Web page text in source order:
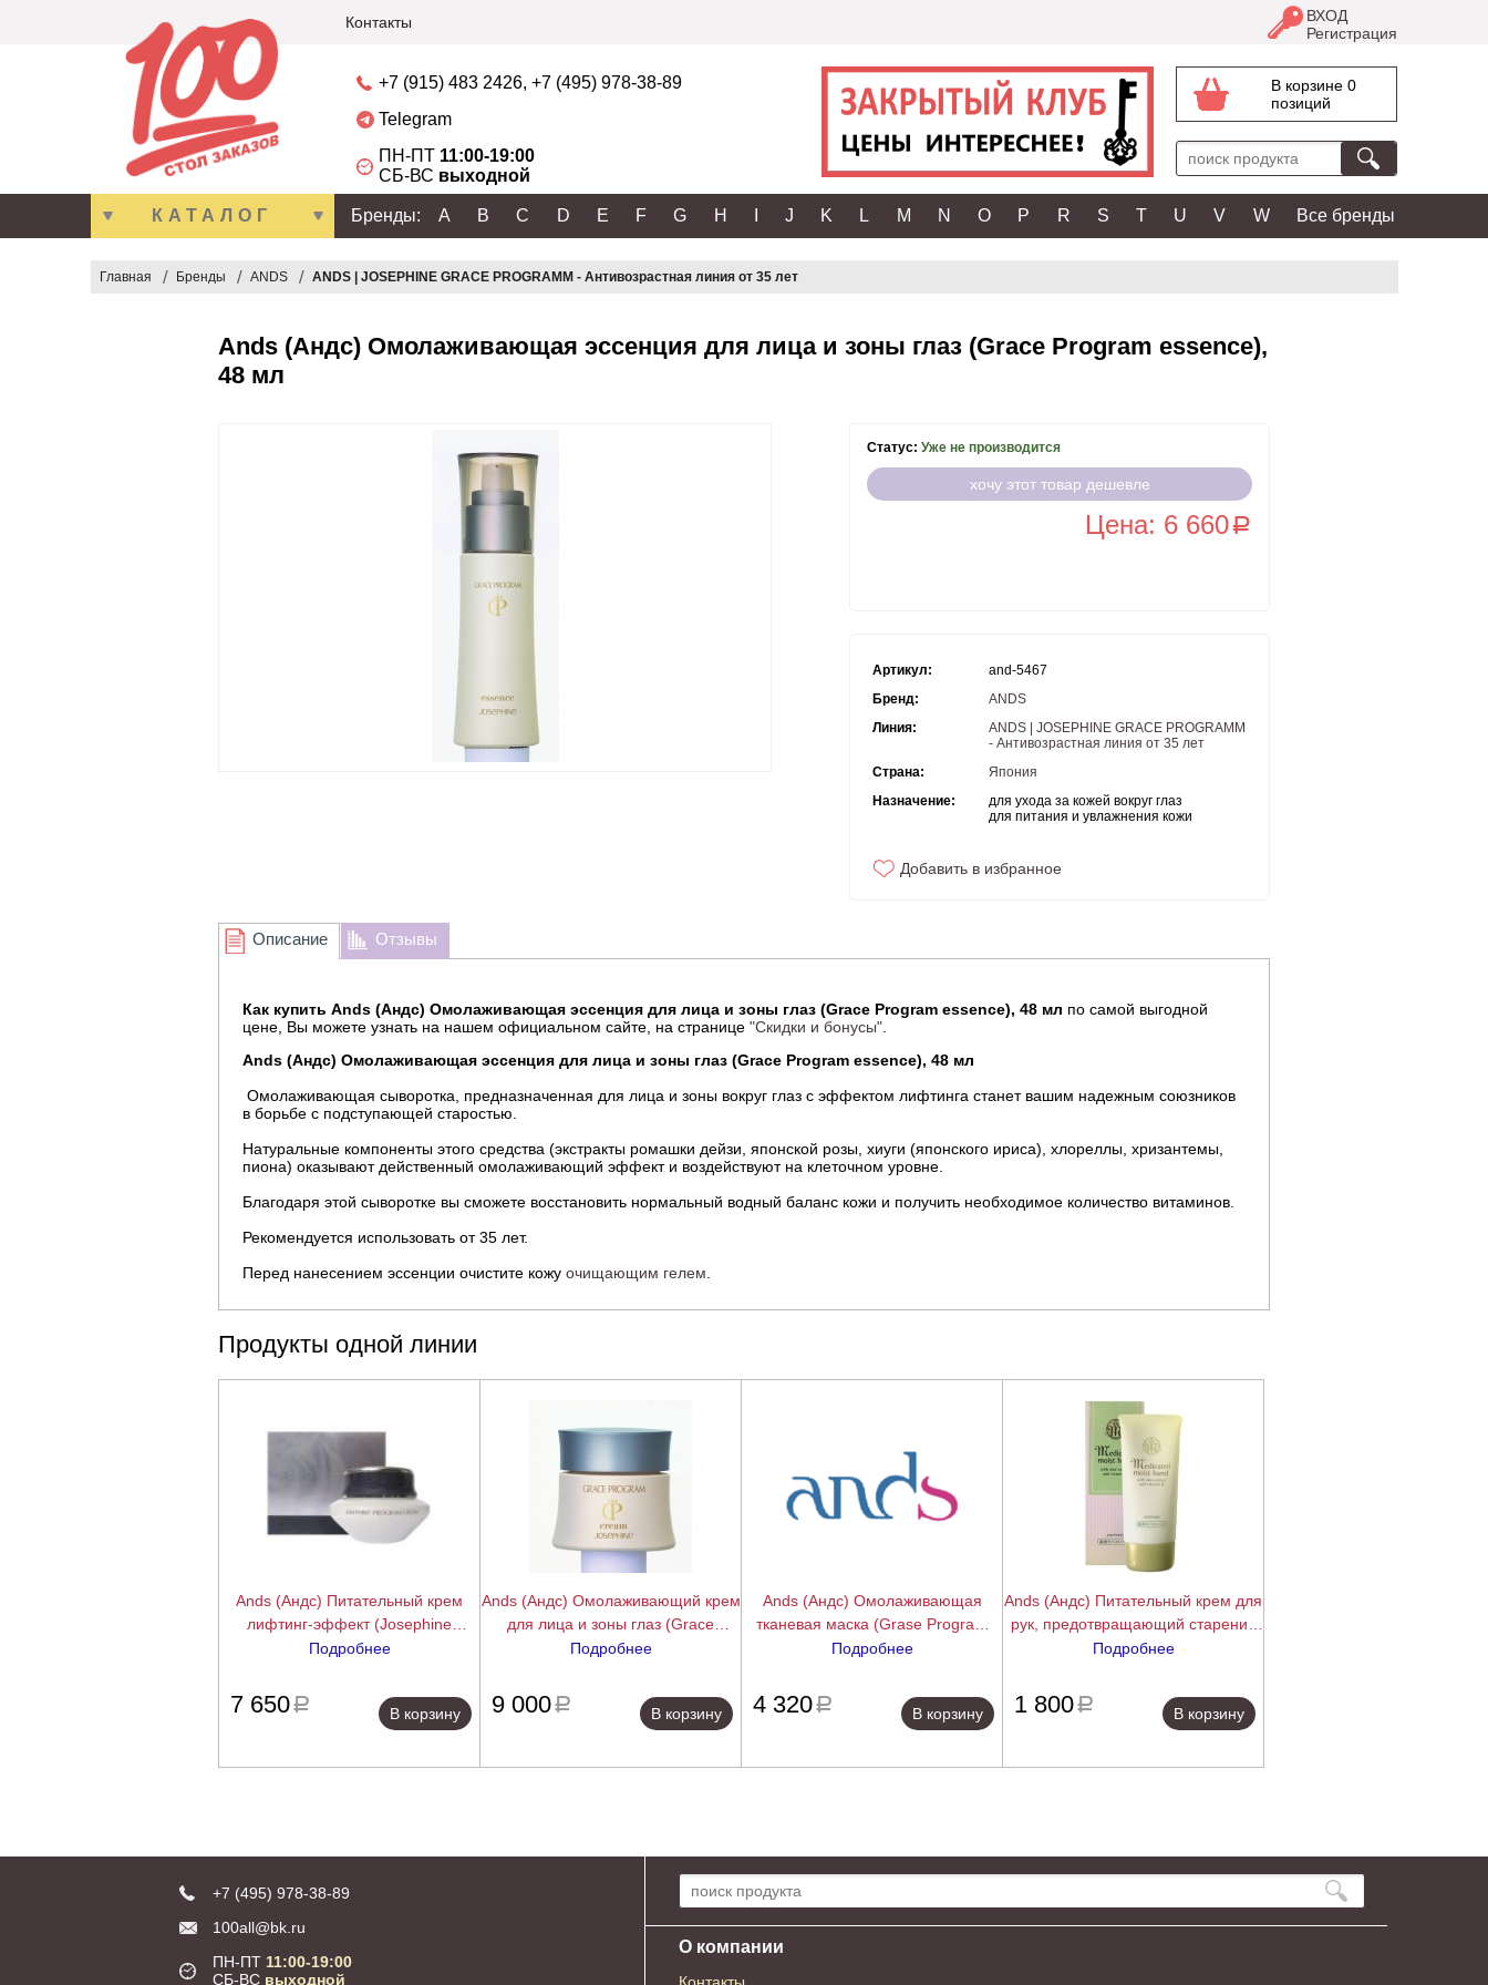
Контакты
ВХОД
Регистрация
В корзине 0
позиций
+7 (915) 483 2426, +7 (495) 978-38-89
Telegram
ПН-ПТ 11:00-19:00
СБ-ВС выходной
КАТАЛОГ Бренды: A B C D E F G H J K L M N O P R S T U V W Все бренды
Главная Бренды ANDS ANDS | JOSEPHINE GRACE PROGRAMM - Антивозрастная линия от 35 лет
Ands (Андс) Омолаживающая эссенция для лица и зоны глаз (Grace Program essence),
48 мл
Статус: Уже не производится
хочу этот товар дешевле
Цена: 6 660a
Артикул:
and-5467
Бренд:
ANDS
Линия:
ANDS | JOSEPHINE GRACE PROGRAMM
- Антивозрастная линия от 35 лет
Страна:
Япония
Назначение:
для ухода за кожей вокруг глаз
для питания и увлажнения кожи
Добавить в избранное
Описание Отзывы
Как купить Ands (Андс) Омолаживающая эссенция для лица и зоны глаз (Grace Program essence), 48 мл по самой выгодной
цене, Вы можете узнать на нашем официальном сайте, на странице "Скидки и бонусы"
Ands (Андс) Омолаживающая эссенция для лица и зоны глаз (Grace Program essence), 48 мл
Омолаживающая сыворотка, предназначенная для лица и зоны вокруг глаз с эффектом лифтинга станет вашим надежным союзников
в борьбе с подступающей старостью.
Натуральные компоненты этого средства (экстракты ромашки дейзи, японской розы, хиуги (японского ириса), хлореллы, хризантемы,
пиона) оказывают действенный омолаживающий эффект и воздействуют на клеточном уровне.
Благодаря этой сыворотке вы сможете восстановить нормальный водный баланс кожи и получить необходимое количество витаминов.
Рекомендуется использовать от 35 лет.
Перед нанесением эссенции очистите кожу очищающим гелем
Продукты одной линии
Ands (Андс) Питательный крем
лифтинг-эффект (Josephine
Program cream), 30 мл
Подробнее
7 650a
В корзину
Ands (Андс) Омолаживающий крем
для лица и зоны глаз (Grace
Program cream), 40 г
Подробнее
9 000a
В корзину
Ands (Андс) Омолаживающая
тканевая маска (Grase Program
Delux Rose Mask), 6х22 мл
Подробнее
4 320a
В корзину
Ands (Андс) Питательный крем для
рук, предотвращающий старение
Подробнее
1 800a
В корзину
+7 (495) 978-38-89
100all@bk.ru
ПН-ПТ 11:00-19:00
СБ-ВС выходной
Поиск по сайту:
О компании